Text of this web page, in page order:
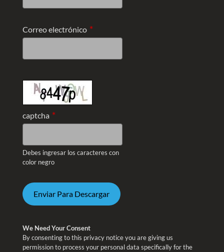
Correo electrónico *
captcha *
Debes ingresar los caracteres con
color negro
We Need Your Consent
By consenting to this privacy notice you are giving us
permission to process your personal data specifically for the